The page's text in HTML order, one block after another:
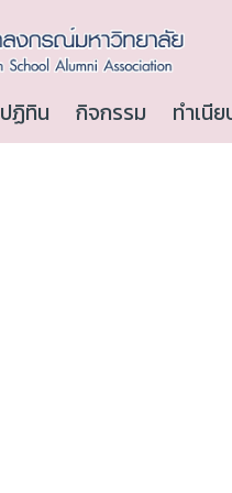
ปฏิทิน กิจกรรม ทำเนี